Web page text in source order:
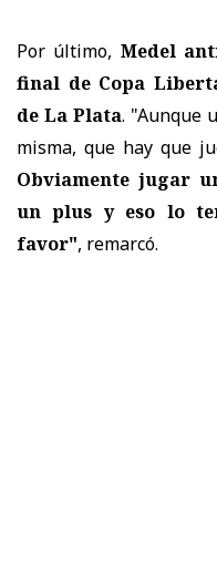
Por último, Medel
final de Copa
de La Plata. "Aunque
misma, que hay que
Obviamente jugar
un plus y eso lo
favor", remarcó.